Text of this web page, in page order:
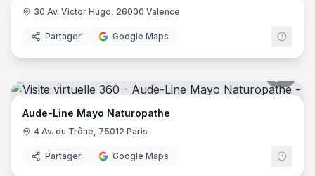
30 Av. Victor Hugo, 26000 Valence
Partager Google Maps
Aude-Line Mayo Naturopathe
4 Av. du Trône, 75012 Paris
Partager Google Maps